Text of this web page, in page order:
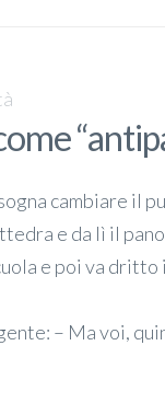
cambiare il
e da lì il
e poi va
– Ma voi,